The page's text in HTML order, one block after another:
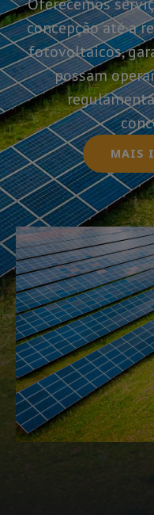
concepção até a
fotovoltaicos,
possam
MAIS